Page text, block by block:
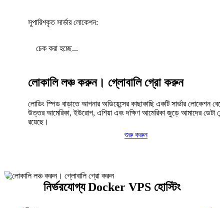
সুপারিশকৃত সার্ভার লোকেশন:
চেক করা হচ্ছে...
লোকালি লঞ্চ করুন। গ্লোবালি গ্রো করুন
লোডিং স্পিড বাড়াতে আপনার অডিয়েন্সের কাছাকাছি একটি সার্ভার লোকেশন
উত্তর আমেরিকা, ইউরোপ, এশিয়া এবং দক্ষিণ আমেরিকা জুড়ে আমাদের ডেটা
রয়েছে।
শুরু করুন
নির্ভরযোগ্য Docker VPS হোস্টিং